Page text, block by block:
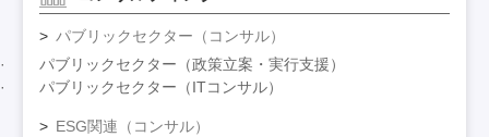
パブリックセクター（コンサル）
パブリックセクター（政策立案・実行支援）
パブリックセクター（ITコンサル）
ESG関連（コンサル）